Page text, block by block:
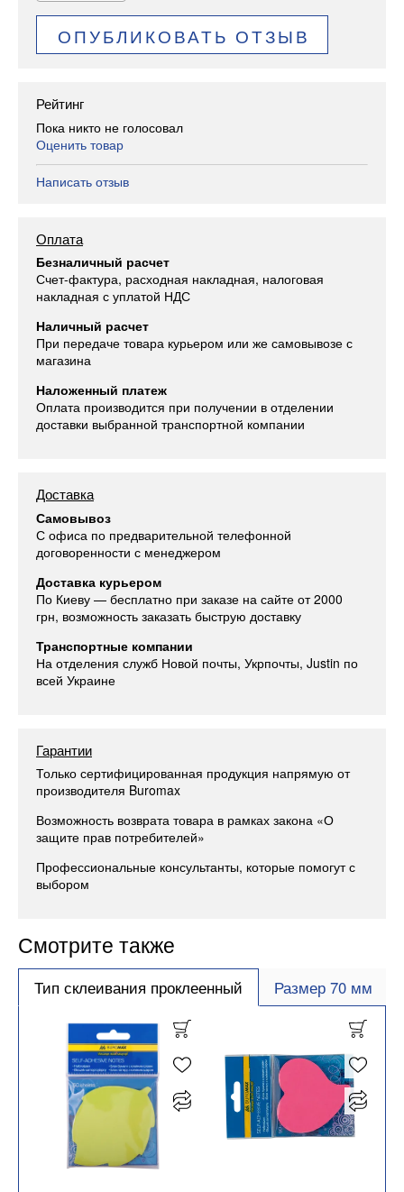
ОПУБЛИКОВАТЬ ОТЗЫВ
Рейтинг
Пока никто не голосовал
Оценить товар
Написать отзыв
Оплата
Безналичный расчет
Счет-фактура, расходная накладная, налоговая
накладная с уплатой НДС
Наличный расчет
При передаче товара курьером или же самовывозе с
магазина
Наложенный платеж
Оплата производится при получении в отделении
доставки выбранной транспортной компании
Доставка
Самовывоз
С офиса по предварительной телефонной
договоренности с менеджером
Доставка курьером
По Киеву — бесплатно при заказе на сайте от 2000
грн, возможность заказать быструю доставку
Транспортные компании
На отделения служб Новой почты, Укрпочты, Justin по
всей Украине
Гарантии
Только сертифицированная продукция напрямую от
производителя Buromax
Возможность возврата товара в рамках закона «О
защите прав потребителей»
Профессиональные консультанты, которые помогут с
выбором
Смотрите также
Тип склеивания проклеенный Размер 70 мм